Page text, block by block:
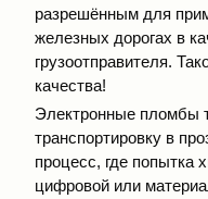
разрешённым для
железных дорогах в
грузоотправителя.
качества!
Электронные пломбы
транспортировку в
процесс, где попытка
цифровой или